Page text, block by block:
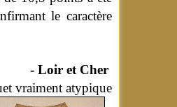
le caractère
- Loir et Cher
vraiment atypique